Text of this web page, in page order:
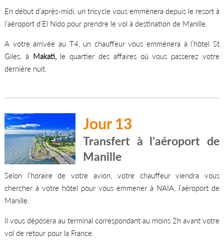
En début d’après-midi, un tricycle vous emmènera depuis le resort à
l’aéroport d’El Nido pour prendre le vol à destination de Manille.
A votre arrivée au T4, un chauffeur vous emmènera à l’hôtel St
Giles, à Makati,le quartier des affaires où vous passerez votre
dernière nuit.
Jour 13
Transfert à l'aéroport de
Manille
Selon l’horaire de votre avion, votre chauffeur viendra vous
chercher à votre hôtel pour vous emmener à NAIA, l’aéroport de
Manille.
Il vous déposera au terminal correspondant au moins 2h avant votre
vol de retour pour la France.